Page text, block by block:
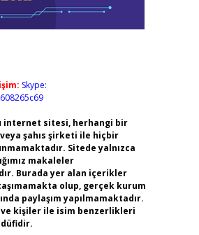
Skype:
internet sitesi, herhangi bir
şahıs şirketi ile hiçbir
Sitede yalnızca
makaleler
Burada yer alan içerikler
olup, gerçek kurum
paylaşım yapılmamaktadır.
kişiler ile isim benzerlikleri